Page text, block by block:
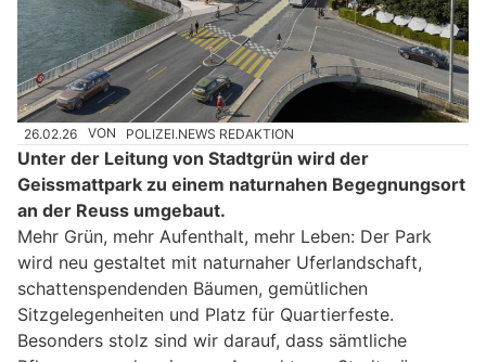
26.02.26 VON POLIZEI.NEWS REDAKTION
Unter der Leitung von Stadtgrün wird der
Geissmattpark zu einem naturnahen Begegnungsort
an der Reuss umgebaut.
Mehr Grün, mehr Aufenthalt, mehr Leben: Der Park
wird neu gestaltet mit naturnaher Uferlandschaft,
schattenspendenden Bäumen, gemütlichen
Sitzgelegenheiten und Platz für Quartierfeste.
Besonders stolz sind wir darauf, dass sämtliche